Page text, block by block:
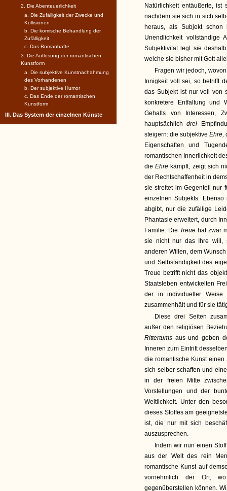
Natürlichkeit entäußerte,
nachdem sie sich in sich
heraus, als Subjekt
Unendlichkeit
Subjektivität legt sie
welche sie bisher mit Gott
Fragen wir jedoch,
Innigkeit voll sei, so betrifft
das Subjekt ist nur voll von
konkretere Entfaltung und
Gehalts von Interessen,
hauptsächlichdrei
steigern: die subjektive Ehre,
Eigenschaften und
romantischen Innerlichkeit
dieEhre kämpft, zeigt sich
der Rechtschaffenheit in
sie streitet im Gegenteil nur
einzelnen Subjekts.
abgibt, nur die zufällige
Phantasie erweitert, durch
Familie. Die Treue hat zwar
sie nicht nur das Ihre will,
anderen Willen, dem
und Selbständigkeit des
Treue betrifft nicht das
Staatsleben entwickelten
der in individueller Weise
zusammenhält und für sie
Diese drei Seiten
außer den religiösen
Rittertums aus und geben
Inneren zum Eintritt
die romantische Kunst
sich selber schaffen und
in der freien Mitte
Vorstellungen und der
Weltlichkeit. Unter den
dieses Stoffes am
ist, die nur mit sich
auszusprechen.
Indem wir nun einen
aus der Welt des rein
romantische Kunst auf
vornehmlich der Ort,
gegenüberstellen können.
2. Die Abenteuerlichkeit
a. Die Zufälligkeit der Zwecke und
Kollisionen
b. Die komische Behandlung der
Zufälligkeit
c. Das Romanhafte
3. Die Auflösung der romantischen
Kunstform
a. Die subjektive Kunstnachahmung
des Vorhandenen
b. Der subjektive Humor
c. Das Ende der romantischen
Kunstform
III. Das System der einzelnen Künste